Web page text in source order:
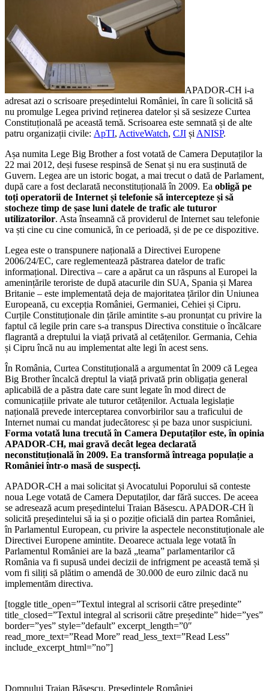
APADOR-CH i-a
adresat azi o scrisoare președintelui României, în care îi solicită să
nu promulge Legea privind reținerea datelor și să sesizeze Curtea
Constituțională pe această temă. Scrisoarea este semnată și de alte
patru organizații civile: ApTI, ActiveWatch, CJI și ANISP.
Așa numita Lege Big Brother a fost votată de Camera Deputaților la
22 mai 2012, deși fusese respinsă de Senat și nu era susținută de
Guvern. Legea are un istoric bogat, a mai trecut o dată de Parlament,
după care a fost declarată neconstituțională în 2009. Ea obligă pe
toți operatorii de Internet și telefonie să intercepteze și să
stocheze timp de șase luni datele de trafic ale tuturor
utilizatorilor. Asta înseamnă că providerul de Internet sau telefonie
va ști cine cu cine comunică, în ce perioadă, și de pe ce dispozitive.
Legea este o transpunere națională a Directivei Europene
2006/24/EC, care reglementează păstrarea datelor de trafic
informațional. Directiva – care a apărut ca un răspuns al Europei la
amenințările teroriste de după atacurile din SUA, Spania și Marea
Britanie – este implementată deja de majoritatea țărilor din Uniunea
Europeană, cu excepția României, Germaniei, Cehiei și Cipru.
Curțile Constituționale din țările amintite s-au pronunțat cu privire la
faptul că legile prin care s-a transpus Directiva constituie o încălcare
flagrantă a dreptului la viață privată al cetățenilor. Germania, Cehia
și Cipru încă nu au implementat alte legi în acest sens.
În România, Curtea Constituțională a argumentat în 2009 că Legea
Big Brother încalcă dreptul la viață privată prin obligația general
aplicabilă de a păstra date care sunt legate în mod direct de
comunicațiile private ale tuturor cetățenilor. Actuala legislație
națională prevede interceptarea convorbirilor sau a traficului de
Internet numai cu mandat judecătoresc și pe baza unor suspiciuni.
Forma votată luna trecută în Camera Deputaților este, în opinia
APADOR-CH, mai gravă decât legea declarată
neconstituțională în 2009. Ea transformă întreaga populație a
României într-o masă de suspecți.
APADOR-CH a mai solicitat și Avocatului Poporului să conteste
noua Lege votată de Camera Deputaților, dar fără succes. De aceea
se adresează acum președintelui Traian Băsescu. APADOR-CH îi
solicită președintelui să ia și o poziție oficială din partea României,
în Parlamentul European, cu privire la aspectele neconstituționale ale
Directivei Europene amintite. Deoarece actuala lege votată în
Parlamentul României are la bază „teama” parlamentarilor că
România va fi supusă undei decizii de infrigment pe această temă și
vom fi siliți să plătim o amendă de 30.000 de euro zilnic dacă nu
implementăm directiva.
[toggle title_open=”Textul integral al scrisorii către președinte”
title_closed=”Textul integral al scrisorii către președinte” hide=”yes”
border=”yes” style=”default” excerpt_length=”0″
read_more_text=”Read More” read_less_text=”Read Less”
include_excerpt_html=”no”]
Domnului Traian Băsescu, Președintele României